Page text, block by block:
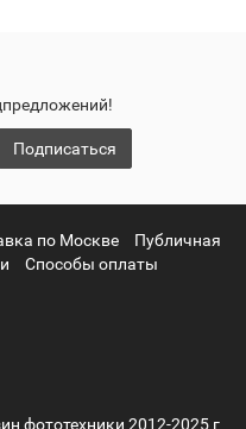
Подписаться
по Москве
Публичная
Способы оплаты
фототехники 2012-2025 г